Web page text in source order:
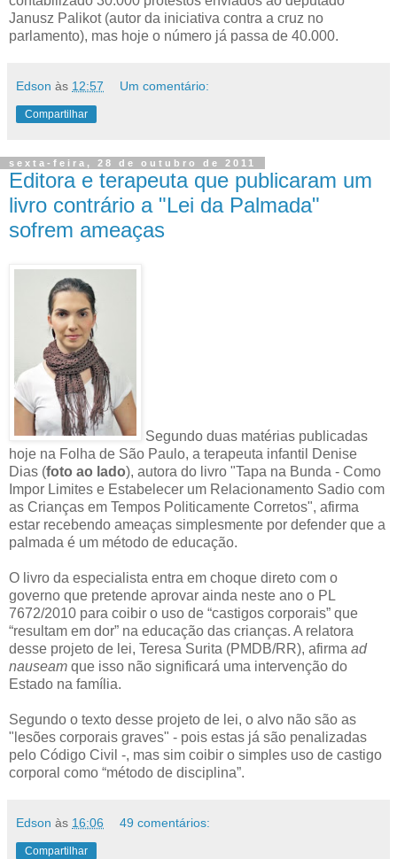
Janusz Palikot (autor da iniciativa contra a cruz no
parlamento), mas hoje o número já passa de 40.000.
Edson às 12:57 Um comentário:
Compartilhar
sexta-feira, 28 de outubro de 2011
Editora e terapeuta que publicaram um
livro contrário a "Lei da Palmada"
sofrem ameaças
Segundo duas matérias publicadas
hoje na Folha de São Paulo, a terapeuta infantil Denise
Dias (foto ao lado), autora do livro "Tapa na Bunda - Como
Impor Limites e Estabelecer um Relacionamento Sadio com
as Crianças em Tempos Politicamente Corretos", afirma
estar recebendo ameaças simplesmente por defender que a
palmada é um método de educação.
O livro da especialista entra em choque direto com o
governo que pretende aprovar ainda neste ano o PL
7672/2010 para coibir o uso de “castigos corporais” que
“resultam em dor” na educação das crianças. A relatora
desse projeto de lei, Teresa Surita (PMDB/RR), afirma ad
nauseam que isso não significará uma intervenção do
Estado na família.
Segundo o texto desse projeto de lei, o alvo não são as
"lesões corporais graves" - pois estas já são penalizadas
pelo Código Civil -, mas sim coibir o simples uso de castigo
corporal como “método de disciplina”.
Edson às 16:06 49 comentários:
Compartilhar